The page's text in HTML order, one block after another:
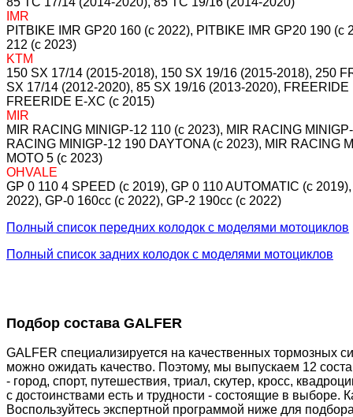
IMR
PITBIKE IMR GP20 160 (c 2022), PITBIKE IMR GP20 190
212 (c 2023)
KTM
150 SX 17/14 (2015-2018), 150 SX 19/16 (2015-2018), 250
SX 17/14 (2012-2020), 85 SX 19/16 (2013-2020),
FREERIDE E-XC (c 2015)
MIR
MIR RACING MINIGP-12 110 (c 2023), MIR RACING
RACING MINIGP-12 190 DAYTONA (c 2023), MIR RACING
MOTO 5 (c 2023)
OHVALE
GP 0 110 4 SPEED (c 2019), GP 0 110 AUTOMATIC (c
2022), GP-0 160cc (c 2022), GP-2 190cc (c 2022)
Полный список передних колодок с моделями мотоциклов
Полный список задних колодок с моделями мотоциклов
Подбор состава GALFER
GALFER специализируется на качественных тормозных
можно ожидать качество. Поэтому, мы выпускаем 12
- город, спорт, путешествия, триал, скутер, кросс,
с достоинствами есть и трудности - состоящие в выборе.
Воспользуйтесь экспертной программой ниже для